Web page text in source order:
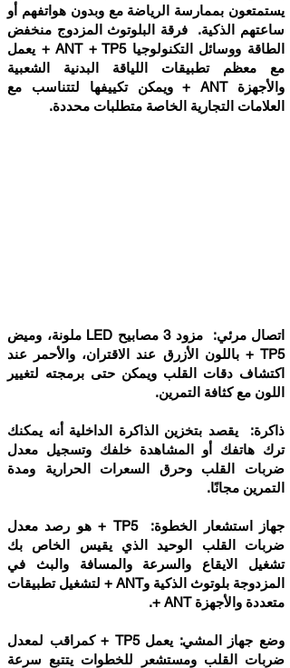
يستمتعون بممارسة الرياضة مع وبدون هواتفهم أو
ساعتهم الذكية. فرقة البلوتوث المزدوج منخفض
الطاقة ووسائل التكنولوجيا ANT + TP5 + يعمل
مع معظم تطبيقات اللياقة البدنية الشعبية
والأجهزة ANT + ويمكن تكييفها لتتناسب مع
العلامات التجارية الخاصة متطلبات محددة.
اتصال مرئي: مزود 3 مصابيح LED ملونة، وميض
TP5 + باللون الأزرق عند الاقتران، والأحمر عند
اكتشاف دقات القلب ويمكن حتى برمجته لتغيير
اللون مع كثافة التمرين.
ذاكرة: يقصد بتخزين الذاكرة الداخلية أنه يمكنك
ترك هاتفك أو المشاهدة خلفك وتسجيل معدل
ضربات القلب وحرق السعرات الحرارية ومدة
التمرين مجانًا.
جهاز استشعار الخطوة: TP5 + هو رصد معدل
ضربات القلب الوحيد الذي يقيس الخاص بك
تشغيل الايقاع والسرعة والمسافة والبث في
المزدوجة بلوتوث الذكية وANT + لتشغيل تطبيقات
متعددة والأجهزة ANT +.
وضع جهاز المشي: يعمل TP5 + كمراقب لمعدل
ضربات القلب ومستشعر للخطوات يتتبع سرعة